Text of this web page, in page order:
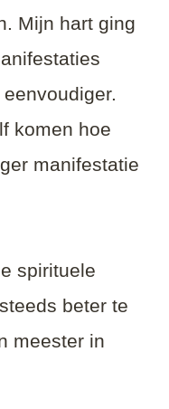
Mijn hart ging
komen hoe
manifestatie
spirituele
beter te
meester in